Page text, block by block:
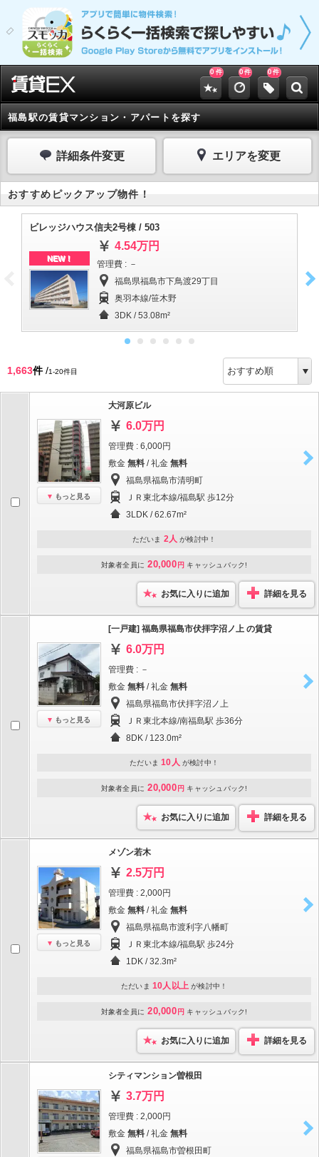
0 件 0件 0件
福島駅の賃貸マンション・アパートを探す
詳細条件変更 エリアを変更
おすすめピックアップ物件！
ビレッジハウス信夫2号棟 / 503
NEW！
4.54万円
管理費 : －
福島県福島市下鳥渡29丁目
奥羽本線/笹木野
3DK / 53.08m²
1,663件/1-20件目
もっと見る
大河原ビル
6.0万円
管理費 : 6,000円
敷金 無料 / 礼金 無料
福島県福島市清明町
ＪＲ東北本線/福島駅 歩12分
3LDK / 62.67m²
ただいま 2人 が検討中！
対象者全員に 20,000 円 キャッシュバック!
お気に入りに追加 詳細を見る
もっと見る
[一戸建] 福島県福島市伏拝字沼ノ上 の賃貸
6.0万円
管理費 : －
敷金 無料 / 礼金 無料
福島県福島市伏拝字沼ノ上
ＪＲ東北本線/南福島駅 歩36分
8DK / 123.0m²
ただいま 10人 が検討中！
対象者全員に 20,000 円 キャッシュバック!
お気に入りに追加 詳細を見る
もっと見る
メゾン若木
2.5万円
管理費 : 2,000円
敷金 無料 / 礼金 無料
福島県福島市渡利字八幡町
ＪＲ東北本線/福島駅 歩24分
1DK / 32.3m²
ただいま 10人以上 が検討中！
対象者全員に 20,000 円 キャッシュバック!
お気に入りに追加 詳細を見る
シティマンション曽根田
3.7万円
管理費 : 2,000円
敷金 無料 / 礼金 無料
福島県福島市曽根田町